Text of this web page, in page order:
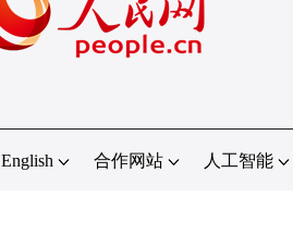
English 合作网站 人工智能